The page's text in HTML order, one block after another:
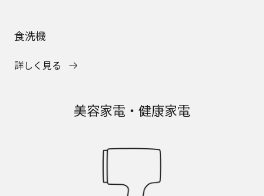
食洗機
詳しく見る
美容家電・健康家電